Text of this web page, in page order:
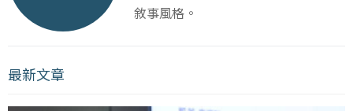
敘事風格。
最新文章